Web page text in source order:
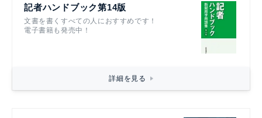
記者ハンドブック第14版
文書を書くすべての人におすすめです！
電子書籍も発売中！
詳細を見る